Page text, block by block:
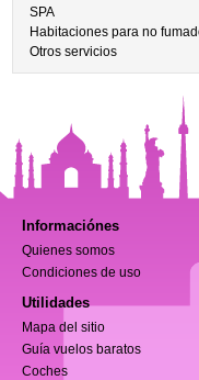
SPA
Habitaciones para no
Otros servicios
Informaciónes
Quienes somos
Condiciones de uso
Utilidades
Mapa del sitio
Guía vuelos baratos
Coches